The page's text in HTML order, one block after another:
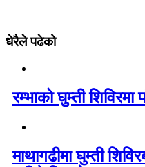
धेरैले पढेको
रम्भाको घुम्ती
माथागढीमा घुम्ती